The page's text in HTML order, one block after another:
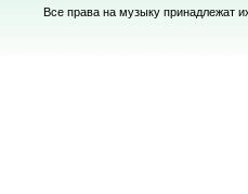
Все права на музыку принадлежат